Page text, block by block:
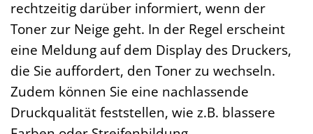
rechtzeitig darüber informiert, wenn der
Toner zur Neige geht. In der Regel erscheint
eine Meldung auf dem Display des Druckers,
die Sie auffordert, den Toner zu wechseln.
Zudem können Sie eine nachlassende
Druckqualität feststellen, wie z.B. blassere